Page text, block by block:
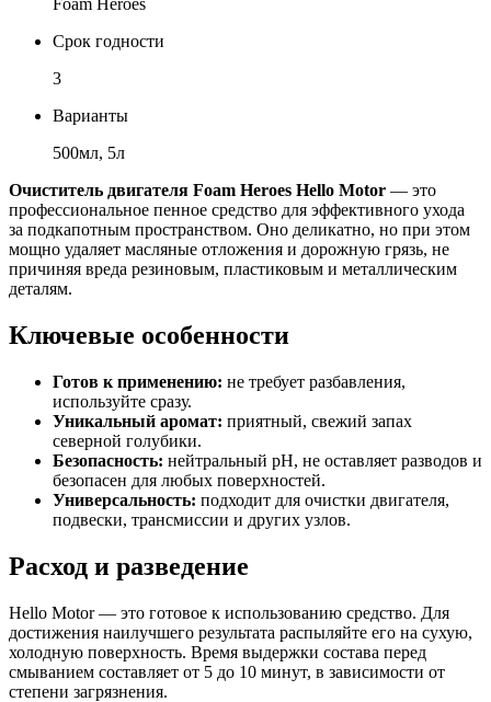
Срок годности
3
Варианты
500мл, 5л
Очиститель двигателя Foam Heroes Hello Motor — это
профессиональное пенное средство для эффективного ухода
за подкапотным пространством. Оно деликатно, но при этом
мощно удаляет масляные отложения и дорожную грязь, не
причиняя вреда резиновым, пластиковым и металлическим
деталям.
Ключевые особенности
Готов к применению: не требует разбавления,
используйте сразу.
Уникальный аромат: приятный, свежий запах
северной голубики.
Безопасность: нейтральный pH, не оставляет разводов и
безопасен для любых поверхностей.
Универсальность: подходит для очистки двигателя,
подвески, трансмиссии и других узлов.
Расход и разведение
Hello Motor — это готовое к использованию средство. Для
достижения наилучшего результата распыляйте его на сухую,
холодную поверхность. Время выдержки состава перед
смыванием составляет от 5 до 10 минут, в зависимости от
степени загрязнения.